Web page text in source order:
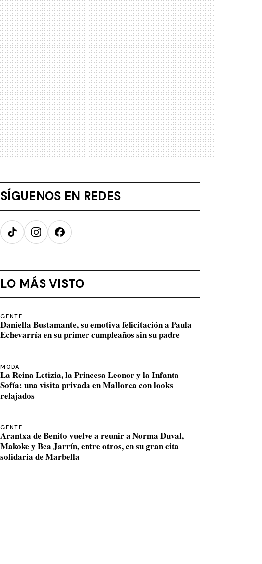
SÍGUENOS EN REDES
TikTokInstagramFacebook
LO MÁS VISTO
GENTE
Daniella Bustamante, su emotiva felicitación a Paula
Echevarría en su primer cumpleaños sin su padre
MODA
La Reina Letizia, la Princesa Leonor y la Infanta
Sofía: una visita privada en Mallorca con looks
relajados
GENTE
Arantxa de Benito vuelve a reunir a Norma Duval,
Makoke y Bea Jarrín, entre otros, en su gran cita
solidaria de Marbella